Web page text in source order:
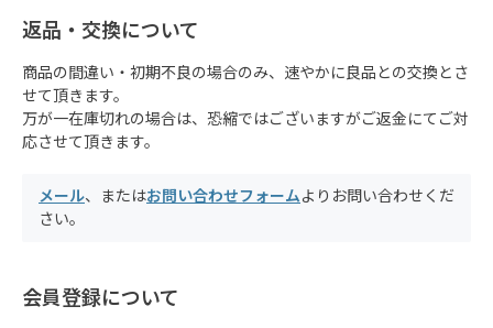
返品・交換について
商品の間違い・初期不良の場合のみ、速やかに良品との交換とさ
せて頂きます。
万が一在庫切れの場合は、恐縮ではございますがご返金にてご対
応させて頂きます。
メール、またはお問い合わせフォームよりお問い合わせくだ
さい。
会員登録について